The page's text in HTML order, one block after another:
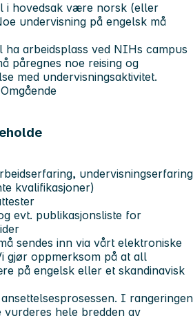
i hovedsak være norsk (eller
undervisning på engelsk må
ha arbeidsplass ved NIHs campus
påregnes noe reising og
med undervisningsaktivitet.
undervisningserfaring
kvalifikasjoner)
evt. publikasjonsliste for
sendes inn via vårt elektroniske
gjør oppmerksom på at all
på engelsk eller et skandinavisk
I rangeringen
vurderes hele bredden av